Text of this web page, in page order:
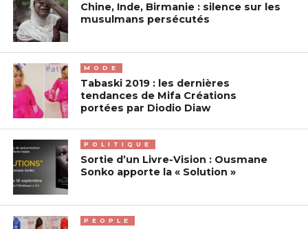
Chine, Inde, Birmanie : silence sur les
musulmans persécutés
MODE
Tabaski 2019 : les dernières
tendances de Mifa Créations
portées par Diodio Diaw
POLITIQUE
Sortie d’un Livre-Vision : Ousmane
Sonko apporte la « Solution »
PEOPLE